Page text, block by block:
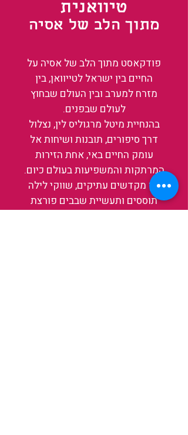
טיוואנית
מתוך הלב של אסיה
פודקאסט מתוך הלב של אסיה על
החיים בין ישראל לטייוואן, בין
מזרח למערב ובין העולם שבחוץ
לעולם שבפנים.
בהנחיית מיטל מרגוליס לין, נצלול
דרך סיפורים, תובנות ושיחות אל
עומק החיים באי, אחת הזירות
המרתקות והמשפיעות בעולם כיום.
בין מקדשים עתיקים, שווקי לילה
תוססים ותעשיית שבבים פורצת